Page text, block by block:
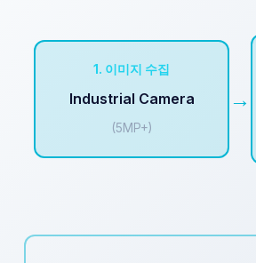
1. 이미지 수집
Industrial Camera
(5MP+)
→